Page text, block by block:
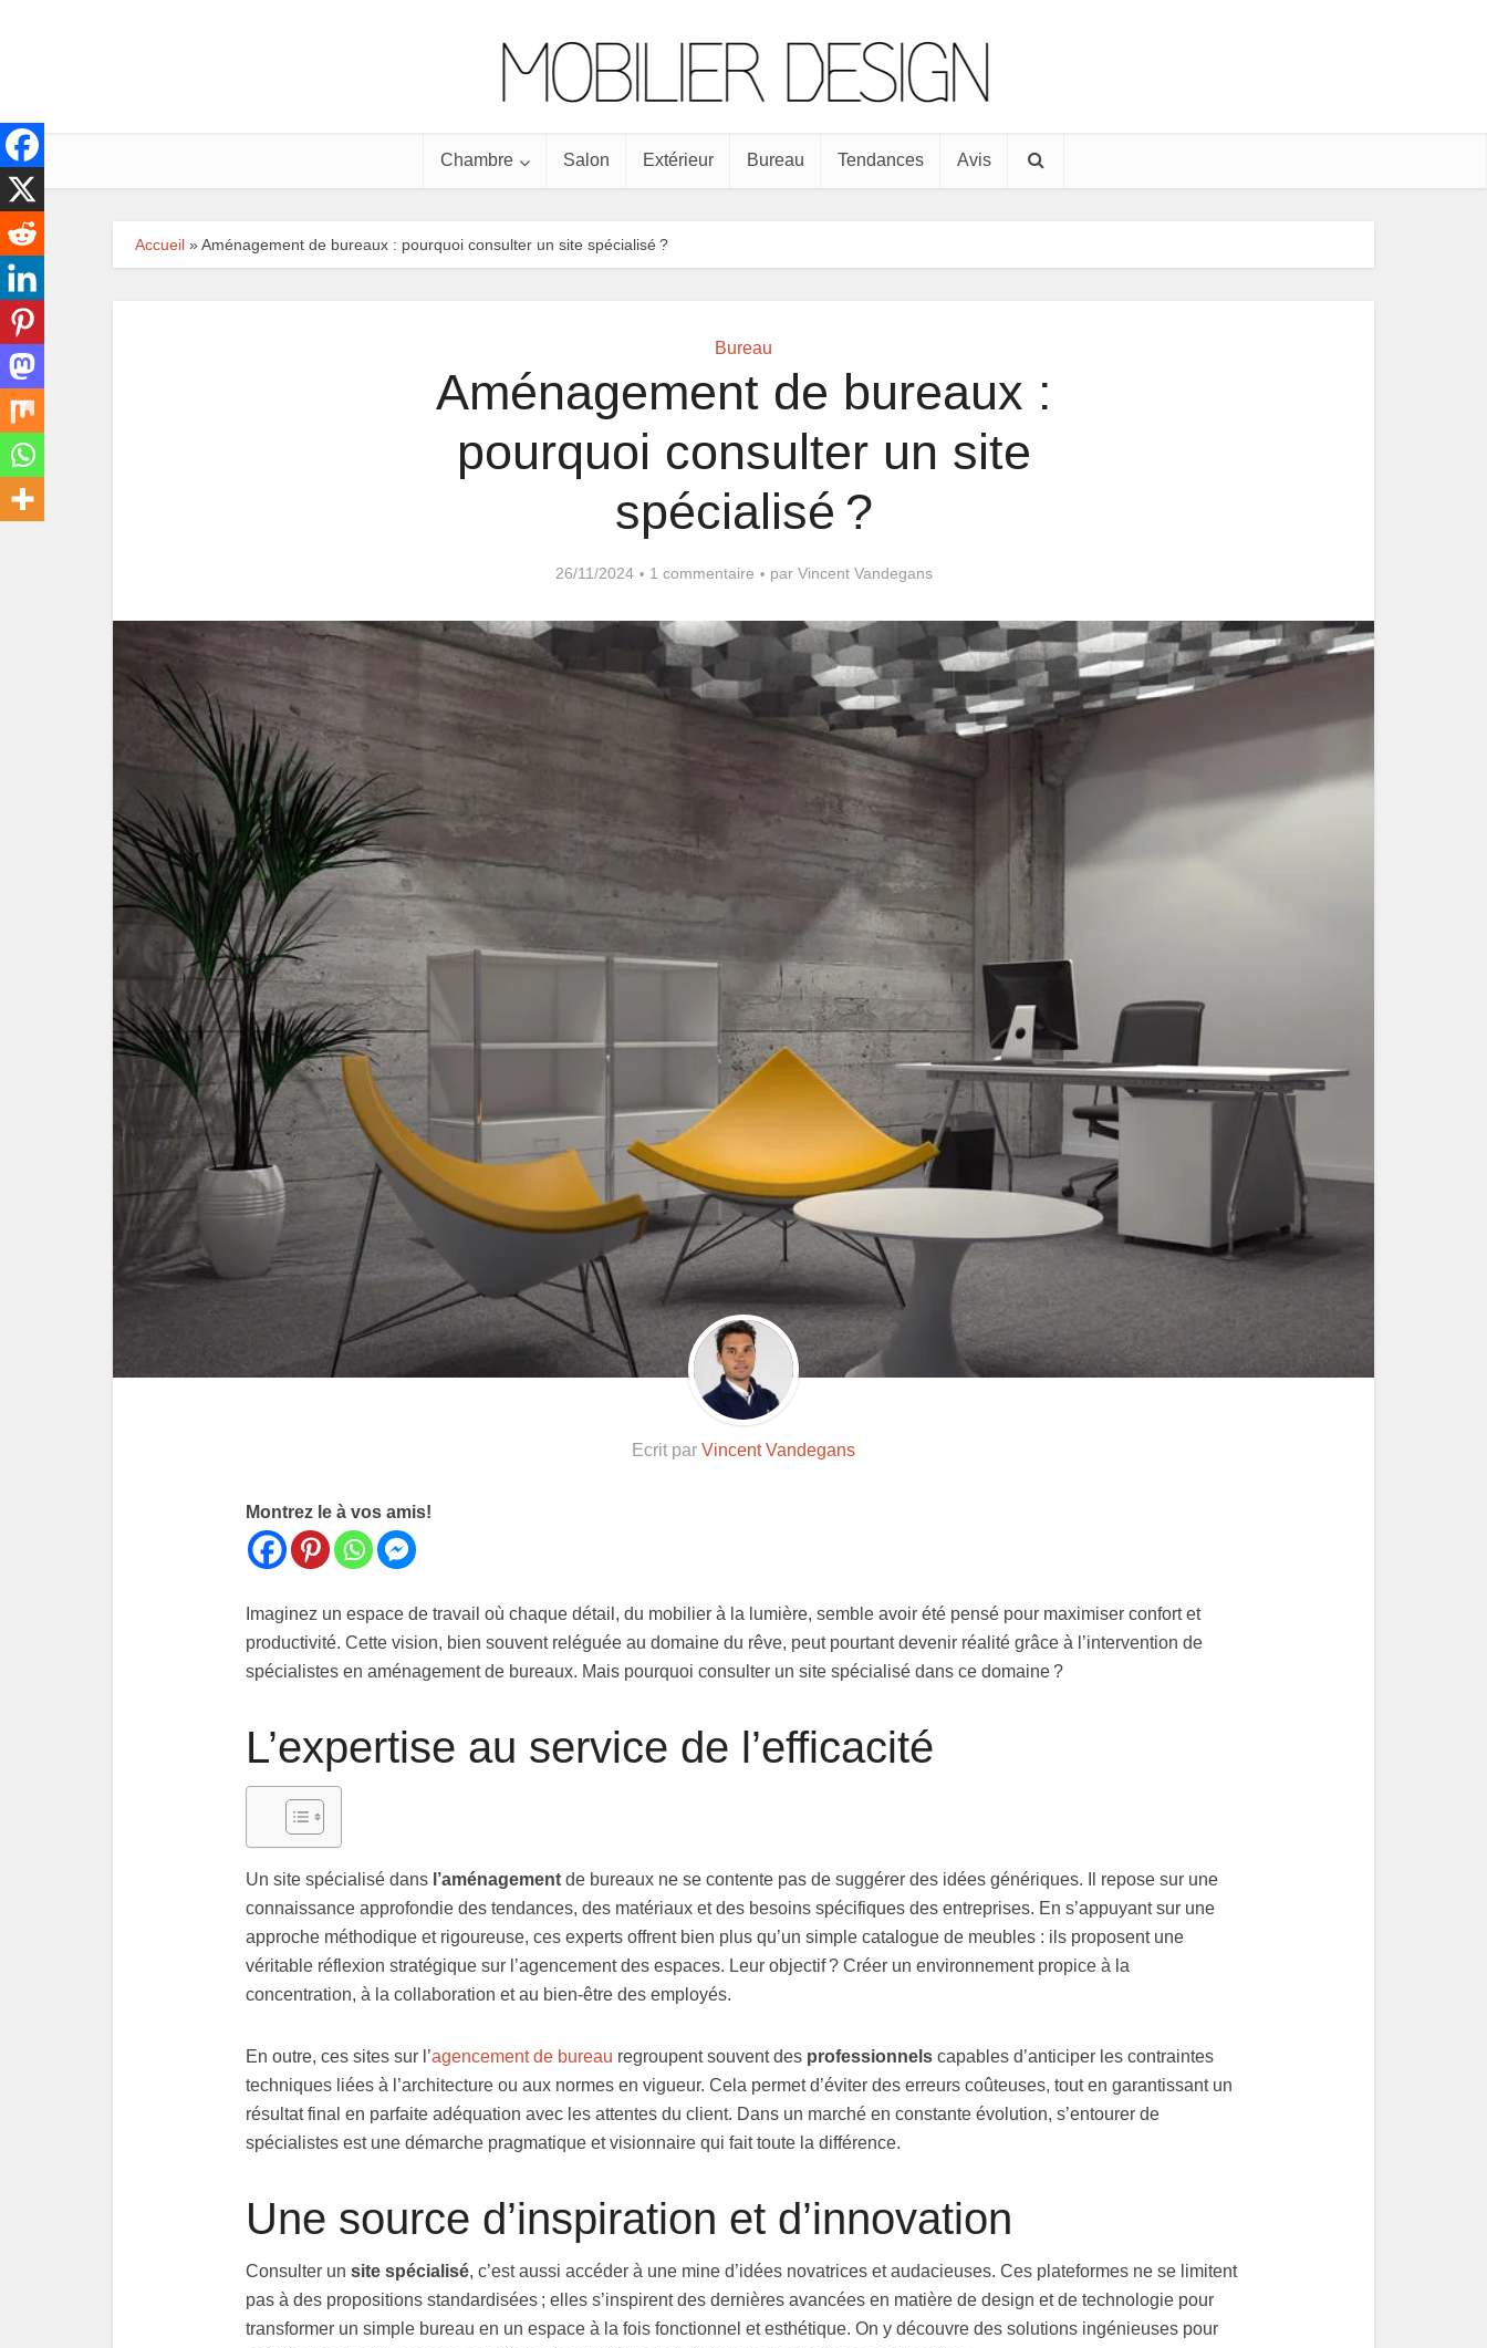
Chambre Salon Extérieur Bureau Tendances Avis
Accueil »Aménagement de bureaux : pourquoi consulter un site spécialisé ?
Bureau
Aménagement de bureaux :
pourquoi consulter un site
spécialisé ?
26/11/2024 1 commentaire par Vincent Vandegans
Ecrit par Vincent Vandegans
Montrez le à vos amis!
Imaginez un espace de travail où chaque détail, du mobilier à la lumière, semble avoir été pensé pour maximiser confort et
productivité. Cette vision, bien souvent reléguée au domaine du rêve, peut pourtant devenir réalité grâce à l’intervention de
spécialistes en aménagement de bureaux. Mais pourquoi consulter un site spécialisé dans ce domaine ?
L’expertise au service de l’efficacité
Un site spécialisé dans l’aménagement de bureaux ne se contente pas de suggérer des idées génériques. Il repose sur une
connaissance approfondie des tendances, des matériaux et des besoins spécifiques des entreprises. En s’appuyant sur une
approche méthodique et rigoureuse, ces experts offrent bien plus qu’un simple catalogue de meubles : ils proposent une
véritable réflexion stratégique sur l’agencement des espaces. Leur objectif ? Créer un environnement propice à la
concentration, à la collaboration et au bien-être des employés.
En outre, ces sites sur l’agencement de bureau regroupent souvent des professionnels capables d’anticiper les contraintes
techniques liées à l’architecture ou aux normes en vigueur. Cela permet d’éviter des erreurs coûteuses, tout en garantissant un
résultat final en parfaite adéquation avec les attentes du client. Dans un marché en constante évolution, s’entourer de
spécialistes est une démarche pragmatique et visionnaire qui fait toute la différence.
Une source d’inspiration et d’innovation
Consulter un site spécialisé, c’est aussi accéder à une mine d’idées novatrices et audacieuses. Ces plateformes ne se limitent
pas à des propositions standardisées ; elles s’inspirent des dernières avancées en matière de design et de technologie pour
transformer un simple bureau en un espace à la fois fonctionnel et esthétique. On y découvre des solutions ingénieuses pour